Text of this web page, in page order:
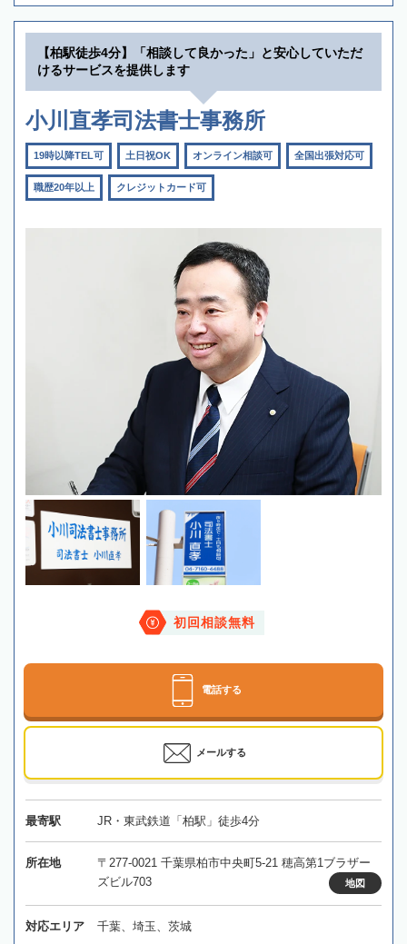
【柏駅徒歩4分】「相談して良かった」と安心していただ
けるサービスを提供します
小川直孝司法書士事務所
19時以降TEL可 土日祝OK オンライン相談可 全国出張対応可
職歴20年以上 クレジットカード可
初回相談無料
電話する
メールする
最寄駅 JR・東武鉄道「柏駅」徒歩4分
所在地
〒277-0021 千葉県柏市中央町5-21 穂高第1ブラザー
ズビル703
地図
対応エリア 千葉、埼玉、茨城